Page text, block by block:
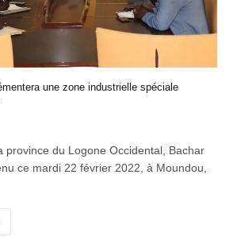
une zone industrielle spéciale
province du Logone Occidental, Bachar
ce mardi 22 février 2022, à Moundou,